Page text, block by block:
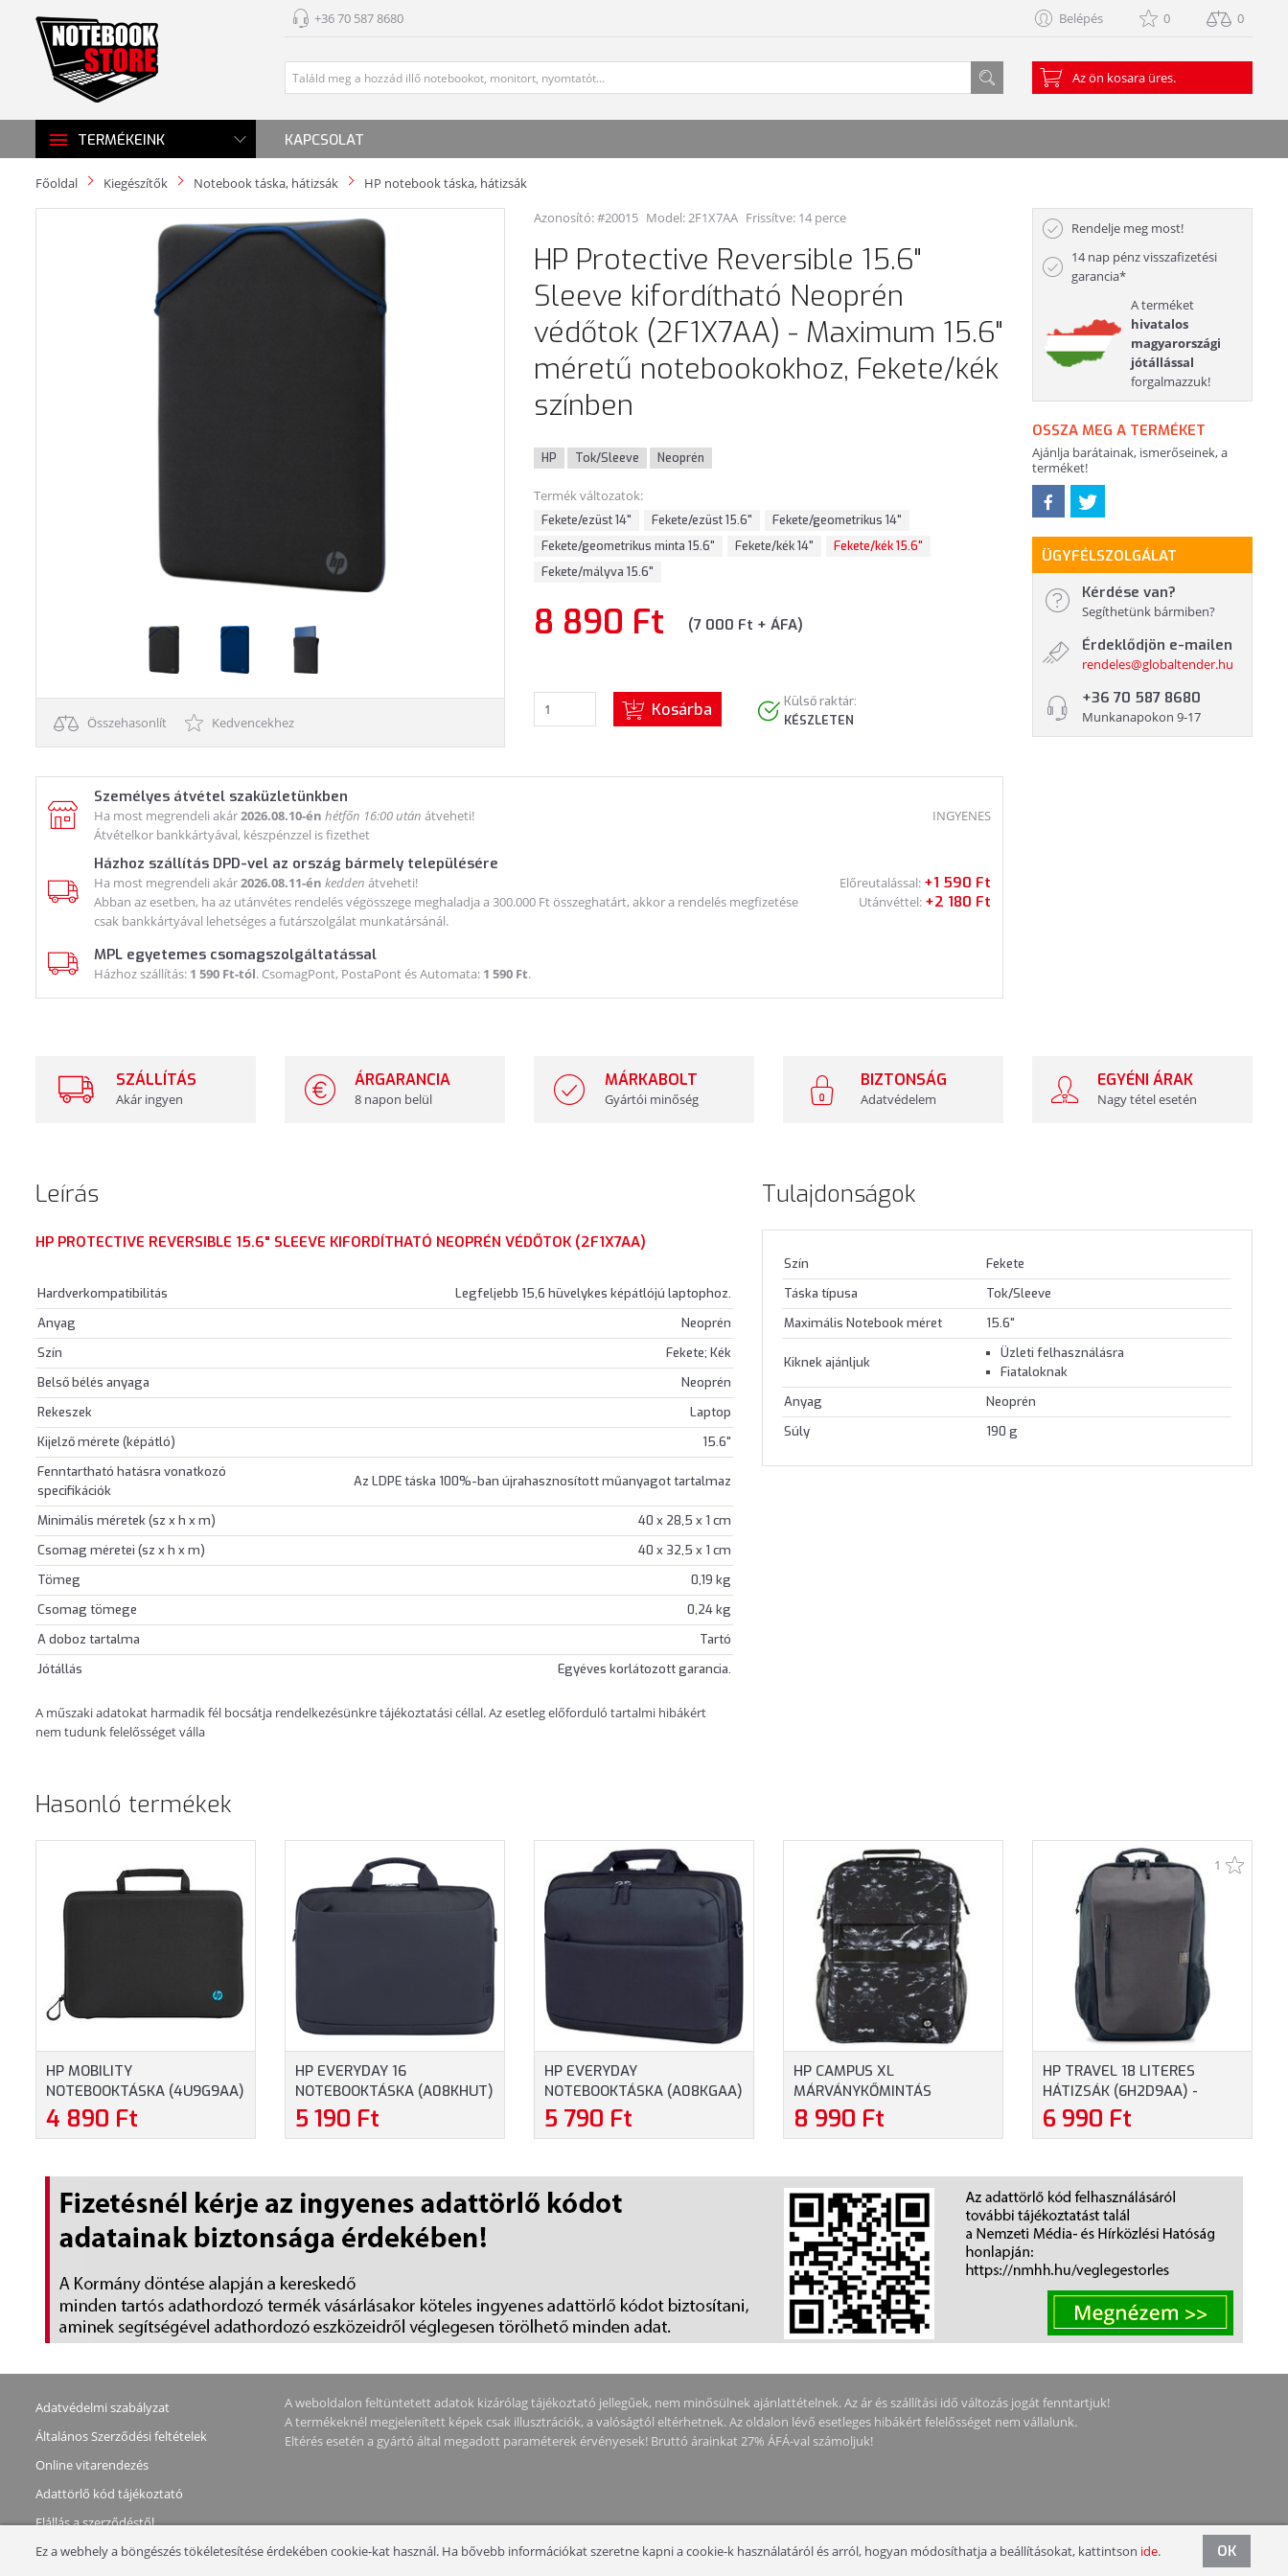
+36 70 587 8680 Belépés 0 0
Az ön kosara üres.
TERMÉKEINK KAPCSOLAT
Főoldal Kiegészítők Notebook táska, hátizsák HP notebook táska, hátizsák
Összehasonlít Kedvencekhez
Azonosító: #20015 Model:2F1X7AA Frissítve: 14 perce
HP Protective Reversible 15.6"
Sleeve kifordítható Neoprén
védőtok (2F1X7AA) - Maximum 15.6"
méretű notebookokhoz, Fekete/kék
színben
HP Tok/Sleeve Neoprén
Termék változatok:
Fekete/ezüst 14" Fekete/ezüst 15.6"
Fekete/geometrikus 14"
Fekete/geometrikus minta 15.6"
Fekete/kék 14"
Fekete/kék 15.6"
Fekete/mályva 15.6"
8 890 Ft (7 000 Ft + ÁFA)
Kosárba
Külső raktár:
KÉSZLETEN
Személyes átvétel szaküzletünkben
Ha most megrendeli akár2026.08.10-én hétfőn 16:00 után átveheti!
Átvételkor bankkártyával, készpénzzel is fizethet
INGYENES
Házhoz szállítás DPD-vel az ország bármely településére
Ha most megrendeli akár2026.08.11-én kedden átveheti!
Abban az esetben, ha az utánvétes rendelés végösszege meghaladja a 300.000 Ft összeghatárt, akkor a rendelés megfizetése
csak bankkártyával lehetséges a futárszolgálat munkatársánál.
Előreutalással: +1 590 Ft
Utánvéttel: +2 180 Ft
MPL egyetemes csomagszolgáltatással
Házhoz szállítás: 1 590 Ft-tól. CsomagPont, PostaPont és Automata: 1 590 Ft.
Rendelje meg most!
14 nap pénz visszafizetési
garancia*
A terméket
hivatalos
magyarországi
jótállással
forgalmazzuk!
OSSZA MEG A TERMÉKET
Ajánlja barátainak, ismerőseinek, a
terméket!
ÜGYFÉLSZOLGÁLAT
Kérdése van?
Segíthetünk bármiben?
Érdeklődjön e-mailen
rendeles@globaltender.hu
+36 70 587 8680
Munkanapokon 9-17
SZÁLLÍTÁS
Akár ingyen
ÁRGARANCIA
8 napon belül
MÁRKABOLT
Gyártói minőség
BIZTONSÁG
Adatvédelem
EGYÉNI ÁRAK
Nagy tétel esetén
Leírás
HP PROTECTIVE REVERSIBLE 15.6" SLEEVE KIFORDÍTHATÓ NEOPRÉN VÉDŐTOK (2F1X7AA)
Hardverkompatibilitás
Legfeljebb 15,6 hüvelykes képátlójú laptophoz.
Anyag
Neoprén
Szín
Fekete; Kék
Belső bélés anyaga
Neoprén
Rekeszek
Laptop
Kijelző mérete (képátló)
15.6"
Fenntartható hatásra vonatkozó
specifikációk
Az LDPE táska 100%-ban újrahasznosított műanyagot tartalmaz
Minimális méretek (sz x h x m)
40 x 28,5 x 1 cm
Csomag méretei (sz x h x m)
40 x 32,5 x 1 cm
Tömeg
0,19 kg
Csomag tömege
0,24 kg
A doboz tartalma
Tartó
Jótállás
Egyéves korlátozott garancia.
A műszaki adatokat harmadik fél bocsátja rendelkezésünkre tájékoztatási céllal. Az esetleg előforduló tartalmi hibákért
nem tudunk felelősséget válla
Tulajdonságok
Szín
Fekete
Táska típusa
Tok/Sleeve
Maximális Notebook méret
15.6"
Kiknek ajánljuk
Üzleti felhasználásra
Fiataloknak
Anyag
Neoprén
Súly
190 g
Hasonló termékek
HP MOBILITY
NOTEBOOKTÁSKA (4U9G9AA)
- MAXIMUM 14.0" MÉRETŰ
NOTEBOOKOKHOZ
4 890 Ft
HP EVERYDAY 16
NOTEBOOKTÁSKA (A08KHUT)
- MAXIMUM 16" MÉRETŰ
NOTEBOOKOKHOZ - SZÜRKE
5 190 Ft
HP EVERYDAY
NOTEBOOKTÁSKA (A08KGAA)
- MAXIMUM 14" MÉRETŰ
NOTEBOOKOKHOZ
5 790 Ft
HP CAMPUS XL
MÁRVÁNYKŐMINTÁS
HÁTIZSÁK (7K0E2AA) -
MAXIMUM 16.1" MÉRETŰ
MÁRVÁNYKŐMINTÁS SZÍNBEN
8 990 Ft
1
HP TRAVEL 18 LITERES
HÁTIZSÁK (6H2D9AA) -
MAXIMUM 15.6" MÉRETŰ
NOTEBOOKOKHOZ, KÉK
6 990 Ft
Adatvédelmi szabályzat
Általános Szerződési feltételek
Online vitarendezés
Adattörlő kód tájékoztató
Elállás a szerződéstől
A weboldalon feltüntetett adatok kizárólag tájékoztató jellegűek, nem minősülnek ajánlattételnek. Az ár és szállítási idő változás jogát fenntartjuk!
A termékeknél megjelenített képek csak illusztrációk, a valóságtól eltérhetnek. Az oldalon lévő esetleges hibákért felelősséget nem vállalunk.
Eltérés esetén a gyártó által megadott paraméterek érvényesek! Bruttó árainkat 27% ÁFÁ-val számoljuk!
Ez a webhely a böngészés tökéletesítése érdekében cookie-kat használ. Ha bővebb információkat szeretne kapni a cookie-k használatáról és arról, hogyan módosíthatja a beállításokat, kattintson ide. OK